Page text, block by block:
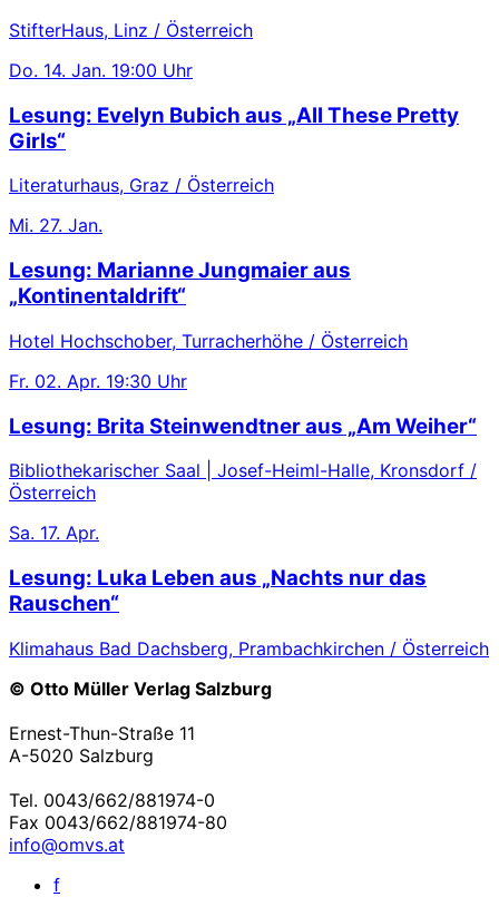
StifterHaus, Linz / Österreich
Do. 14. Jan. 19:00 Uhr
Lesung: Evelyn Bubich aus „All These Pretty
Girls“
Literaturhaus, Graz / Österreich
Mi. 27. Jan.
Lesung: Marianne Jungmaier aus
„Kontinentaldrift“
Hotel Hochschober, Turracherhöhe / Österreich
Fr. 02. Apr. 19:30 Uhr
Lesung: Brita Steinwendtner aus „Am Weiher“
Bibliothekarischer Saal | Josef-Heiml-Halle, Kronsdorf /
Österreich
Sa. 17. Apr.
Lesung: Luka Leben aus „Nachts nur das
Rauschen“
Klimahaus Bad Dachsberg, Prambachkirchen / Österreich
© Otto Müller Verlag Salzburg
Ernest-Thun-Straße 11
A-5020 Salzburg
Tel. 0043/662/881974-0
Fax 0043/662/881974-80
info@omvs.at
f